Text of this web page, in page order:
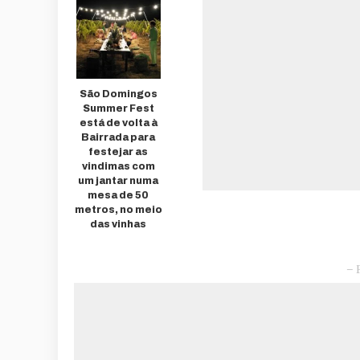
São Domingos
Summer Fest
está de volta à
Bairrada para
festejar as
vindimas com
um jantar numa
mesa de 50
metros, no meio
das vinhas
–